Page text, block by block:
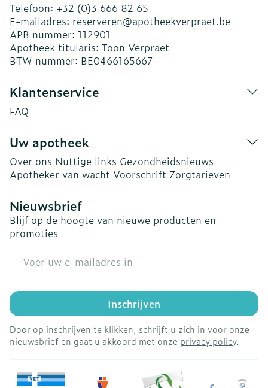
Telefoon: +32 (0)3 666 82 65
E-mailadres: reserveren@apotheekverpraet.be
APB nummer: 112901
Apotheek titularis: Toon Verpraet
BTW nummer: BE0466165667
Klantenservice
FAQ
Uw apotheek
Over ons Nuttige links Gezondheidsnieuws
Apotheker van wacht Voorschrift Zorgtarieven
Nieuwsbrief
Blijf op de hoogte van nieuwe producten en
promoties
Inschrijven
Door op inschrijven te klikken, schrijft u zich in voor onze
nieuwsbrief en gaat u akkoord met onze privacy policy.